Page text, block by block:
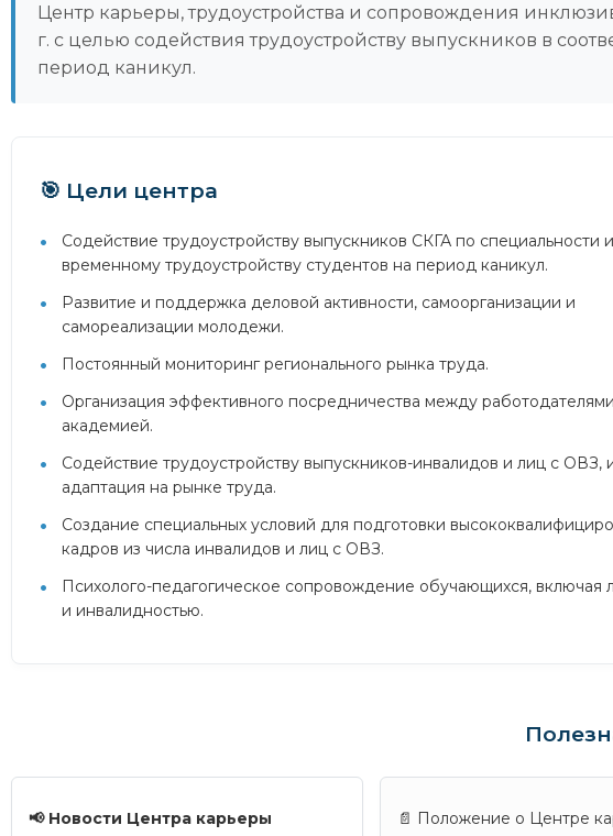
Центр карьеры, трудоустройства и сопровождения
г. с целью содействия трудоустройству выпускников в
период каникул.
🎯 Цели центра
Содействие трудоустройству выпускников СКГА по специальности и
временному трудоустройству студентов на период каникул.
Развитие и поддержка деловой активности, самоорганизации и
самореализации молодежи.
Постоянный мониторинг регионального рынка труда.
Организация эффективного посредничества между
академией.
Содействие трудоустройству выпускников-инвалидов и лиц с ОВЗ,
адаптация на рынке труда.
Создание специальных условий для подготовки
кадров из числа инвалидов и лиц с ОВЗ.
Психолого-педагогическое сопровождение обучающихся, включая
и инвалидностью.
📢 Новости Центра карьеры 📄 Положение о Центре